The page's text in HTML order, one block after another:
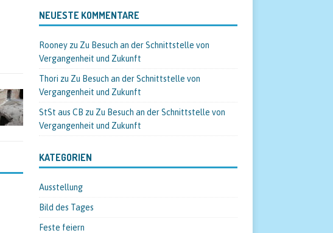
NEUESTE KOMMENTARE
Rooneyzu Zu Besuch an der Schnittstelle von
Vergangenheit und Zukunft
Thori zu Zu Besuch an der Schnittstelle von
Vergangenheit und Zukunft
StSt aus CB zu Zu Besuch an der Schnittstelle von
Vergangenheit und Zukunft
KATEGORIEN
Ausstellung
Bild des Tages
Feste feiern